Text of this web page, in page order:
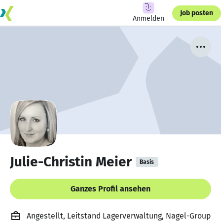
Anmelden
Job posten
Julie-Christin Meier Basis
Ganzes Profil ansehen
Angestellt, Leitstand Lagerverwaltung, Nagel-Group